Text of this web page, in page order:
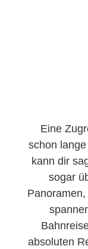
Eine
schon
kann dir
sogar
absoluten